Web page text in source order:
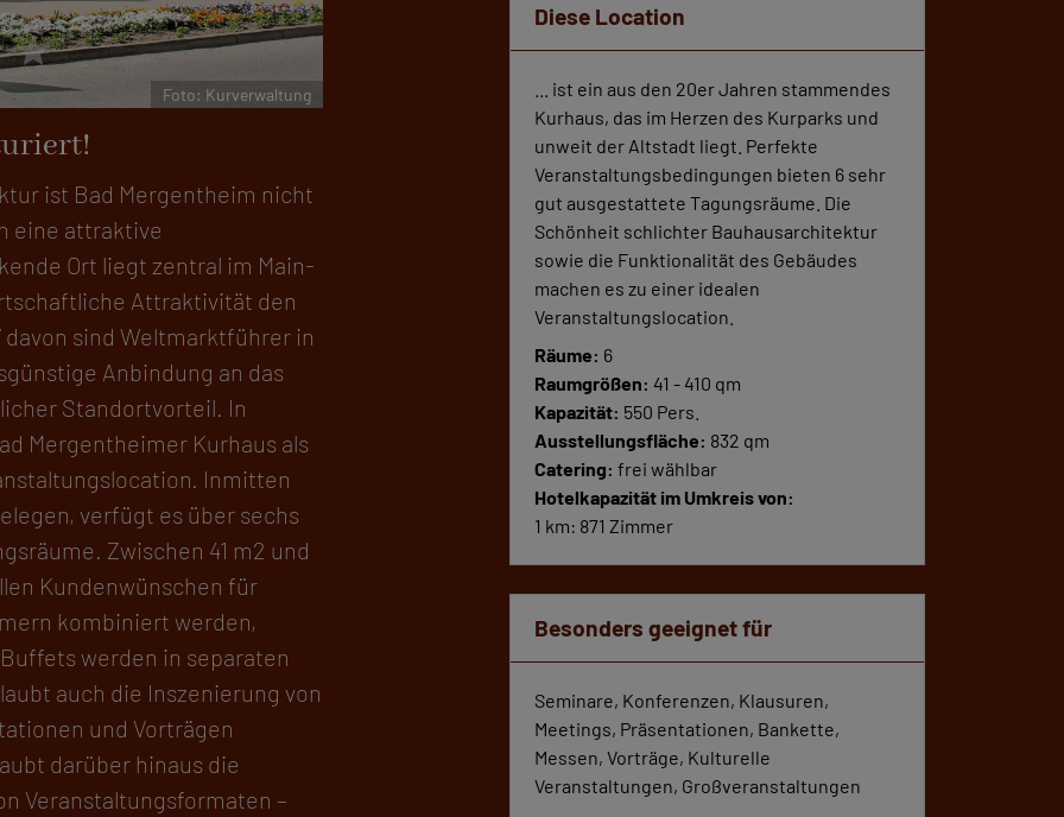
star
Foto: #floerchinger
ist Bad Mergentheim nicht
eine attraktive
Ort liegt zentral im Main-
Attraktivität den
davon sind Weltmarktführer in
Anbindung an das
Standortvorteil. In
Mergentheimer Kurhaus als
Inmitten
verfügt es über sechs
Zwischen 41 m2 und
Kundenwünschen für
kombiniert werden,
werden in separaten
auch die Inszenierung von
und Vorträgen
darüber hinaus die
Veranstaltungsformaten –
Diese Location
... ist ein aus den 20er Jahren stammendes
Kurhaus, das im Herzen des Kurparks und
unweit der Altstadt liegt. Perfekte
Veranstaltungsbedingungen bieten 6 sehr
gut ausgestattete Tagungsräume. Die
Schönheit schlichter Bauhausarchitektur
sowie die Funktionalität des Gebäudes
machen es zu einer idealen
Veranstaltungslocation.
Räume: 6
Raumgrößen: 41 - 410 qm
Kapazität: 550 Pers.
Ausstellungsfläche: 832 qm
Catering: frei wählbar
Hotelkapazität im Umkreis von:
1 km: 871 Zimmer
Besonders geeignet für
Seminare, Konferenzen, Klausuren,
Meetings, Präsentationen, Bankette,
Messen, Vorträge, Kulturelle
Veranstaltungen, Großveranstaltungen